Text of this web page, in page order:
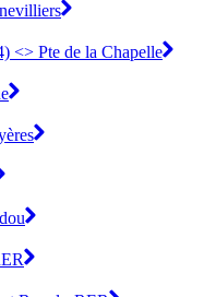
<> Pte de la Chapelle